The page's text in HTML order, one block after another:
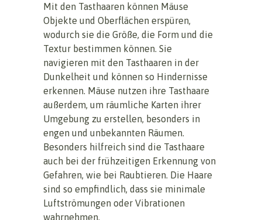
Mit den Tasthaaren können Mäuse
Objekte und Oberflächen erspüren,
wodurch sie die Größe, die Form und die
Textur bestimmen können. Sie
navigieren mit den Tasthaaren in der
Dunkelheit und können so Hindernisse
erkennen. Mäuse nutzen ihre Tasthaare
außerdem, um räumliche Karten ihrer
Umgebung zu erstellen, besonders in
engen und unbekannten Räumen.
Besonders hilfreich sind die Tasthaare
auch bei der frühzeitigen Erkennung von
Gefahren, wie bei Raubtieren. Die Haare
sind so empfindlich, dass sie minimale
Luftströmungen oder Vibrationen
wahrnehmen.